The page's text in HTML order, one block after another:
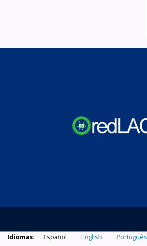
Idiomas: Español English Português